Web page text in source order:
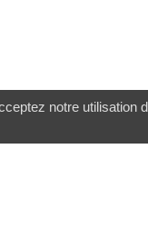
notre utilisation